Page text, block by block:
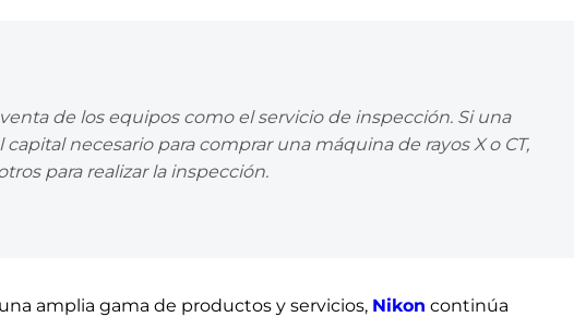
de los equipos como el servicio de inspección. Si una
necesario para comprar una máquina de rayos X o CT,
para realizar la inspección.
amplia gama de productos y servicios, Nikon continúa